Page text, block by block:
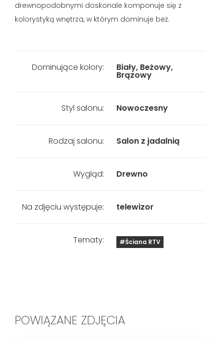
drewnopodobnymi doskonale komponuje się z
kolorystyką wnętrza, w którym dominuje beż.
Dominujące kolory: Biały, Beżowy,
Brązowy
Styl salonu: Nowoczesny
Rodzaj salonu: Salon z jadalnią
Wygląd: Drewno
Na zdjęciu występuje: telewizor
Tematy: #Ściana RTV
POWIĄZANE ZDJĘCIA